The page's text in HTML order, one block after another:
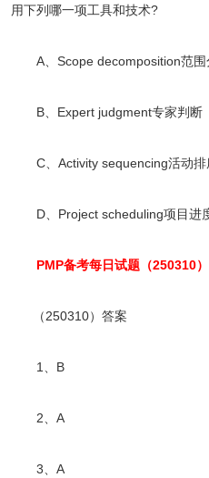
用下列哪一项工具和技术?
A、Scope decomposition范围
B、Expert judgment专家判断
C、Activity sequencing活动排
D、Project scheduling项目进
PMP备考每日试题（250310
（250310）答案
1、B
2、A
3、A